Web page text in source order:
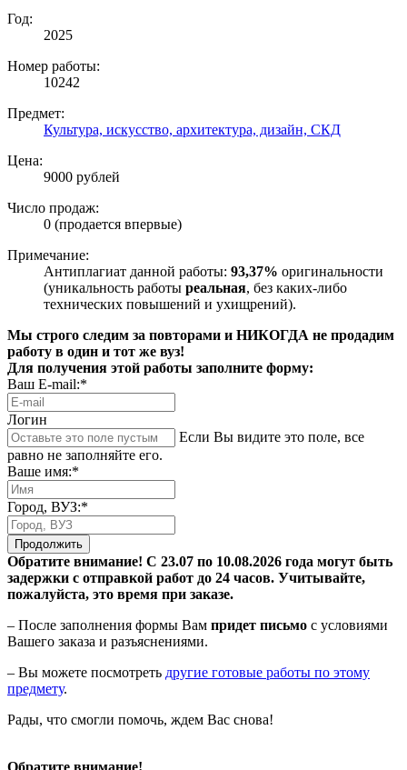
Год:
2025
Номер работы:
10242
Предмет:
Культура, искусство, архитектура, дизайн, СКД
Цена:
9000 рублей
Число продаж:
0 (продается впервые)
Примечание:
Антиплагиат данной работы: 93,37% оригинальности
(уникальность работы реальная, без каких-либо
технических повышений и ухищрений).
Мы строго следим за повторами и НИКОГДА не продадим
работу в один и тот же вуз!
Для получения этой работы заполните форму:
Ваш E-mail:*
Логин
Если Вы видите это поле, все
равно не заполняйте его.
Ваше имя:*
Город, ВУЗ:*
Продолжить
Обратите внимание! С 23.07 по 10.08.2026 года могут быть
задержки с отправкой работ до 24 часов. Учитывайте,
пожалуйста, это время при заказе.
– После заполнения формы Вам придет письмо с условиями
Вашего заказа и разъяснениями.
– Вы можете посмотреть другие готовые работы по этому
предмету.
Рады, что смогли помочь, ждем Вас снова!